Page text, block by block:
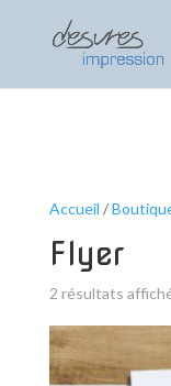
Accueil /
Flyer
2 résultats